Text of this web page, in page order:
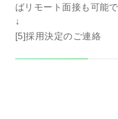
ばリモート面接も可能で
↓
[5]採用決定のご連絡